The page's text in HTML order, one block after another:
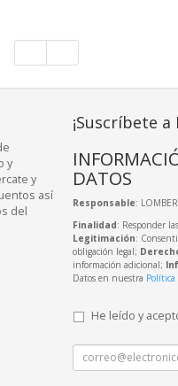
y
y
así
del
¡Suscríbete
DATOS
Responsable:
Finalidad: Responder
Legitimación:
obligación legal;
información adicional;
Datos en nuestra Política
He leído y